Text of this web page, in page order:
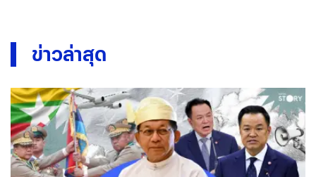
ข่าวล่าสุด